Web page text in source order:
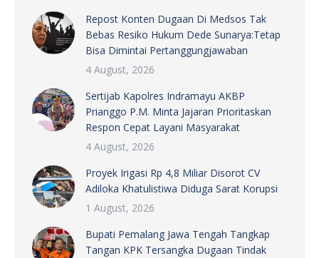
Repost Konten Dugaan Di Medsos Tak
Bebas Resiko Hukum Dede Sunarya:Tetap
Bisa Dimintai Pertanggungjawaban
4 August, 2026
Sertijab Kapolres Indramayu AKBP
Prianggo P.M. Minta Jajaran Prioritaskan
Respon Cepat Layani Masyarakat
4 August, 2026
Proyek Irigasi Rp 4,8 Miliar Disorot CV
Adiloka Khatulistiwa Diduga Sarat Korupsi
1 August, 2026
Bupati Pemalang Jawa Tengah Tangkap
Tangan KPK Tersangka Dugaan Tindak